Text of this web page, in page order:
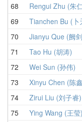
68
Rengui Zhu (朱
69
Tianchen Bu (卜
70
Jianyu Que (阙
71
Tao Hu (胡涛)
72
Wei Sun (孙伟)
73
Xinyu Chen (陈
74
Zirui Liu (刘子睿)
75
Ying Wang (王莹)